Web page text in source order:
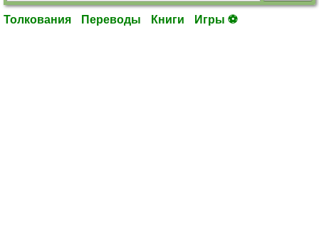
Толкования Переводы Книги Игры ⚽